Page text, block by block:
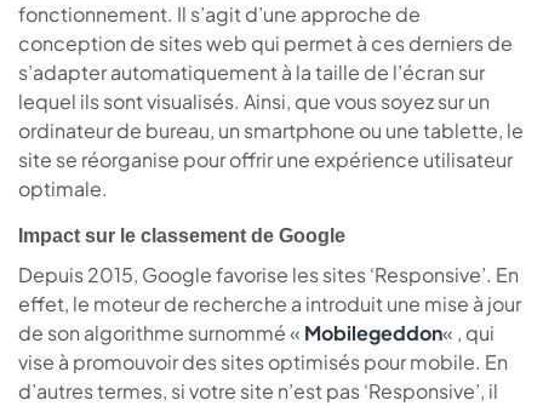
fonctionnement. Il s’agit d’une approche de
conception de sites web qui permet à ces derniers de
s’adapter automatiquement à la taille de l’écran sur
lequel ils sont visualisés. Ainsi, que vous soyez sur un
ordinateur de bureau, un smartphone ou une tablette, le
site se réorganise pour offrir une expérience utilisateur
optimale.
Impact sur le classement de Google
Depuis 2015, Google favorise les sites ‘Responsive’. En
effet, le moteur de recherche a introduit une mise à jour
de son algorithme surnommé « Mobilegeddon« , qui
vise à promouvoir des sites optimisés pour mobile. En
d’autres termes, si votre site n’est pas ‘Responsive’, il